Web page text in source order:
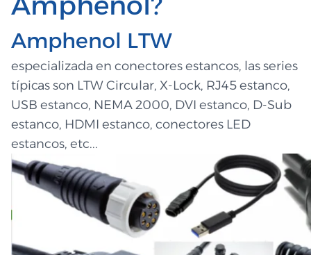
Amphenol LTW
especializada en conectores estancos, las series
típicas son LTW Circular, X-Lock, RJ45 estanco,
USB estanco, NEMA 2000, DVI estanco, D-Sub
estanco, HDMI estanco, conectores LED
estancos, etc...